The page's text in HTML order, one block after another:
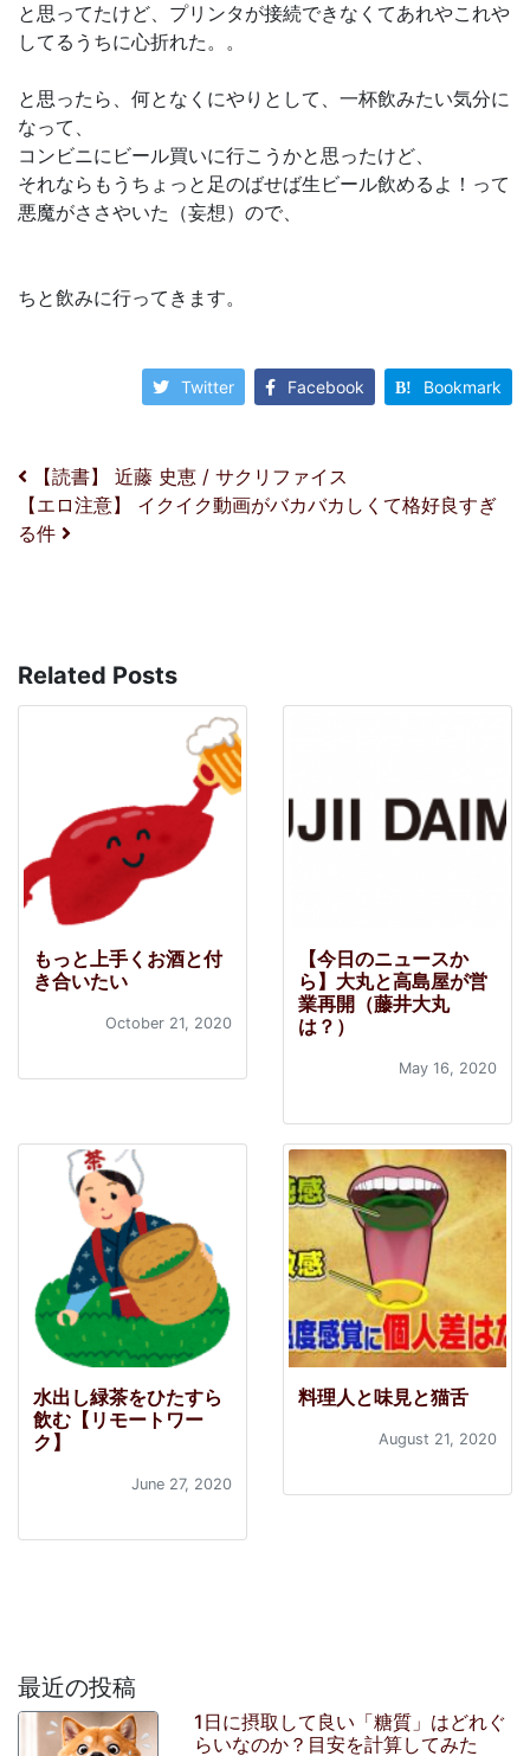
と思ってたけど、プリンタが接続できなくてあれやこれや
してるうちに心折れた。。
と思ったら、何となくにやりとして、一杯飲みたい気分に
なって、
コンビニにビール買いに行こうかと思ったけど、
それならもうちょっと足のばせば生ビール飲めるよ！って
悪魔がささやいた（妄想）ので、
ちと飲みに行ってきます。
Twitter Facebook Bookmark
投稿ナビゲーション
【読書】 近藤 史恵 / サクリファイス
【エロ注意】 イクイク動画がバカバカしくて格好良すぎ
る件
Related Posts
もっと上手くお酒と付
き合いたい
October 21, 2020
【今日のニュースか
ら】大丸と高島屋が営
業再開（藤井大丸
は？）
May 16, 2020
水出し緑茶をひたすら
飲む【リモートワー
ク】
June 27, 2020
料理人と味見と猫舌
August 21, 2020
最近の投稿
1日に摂取して良い「糖質」はどれぐ
らいなのか？目安を計算してみた